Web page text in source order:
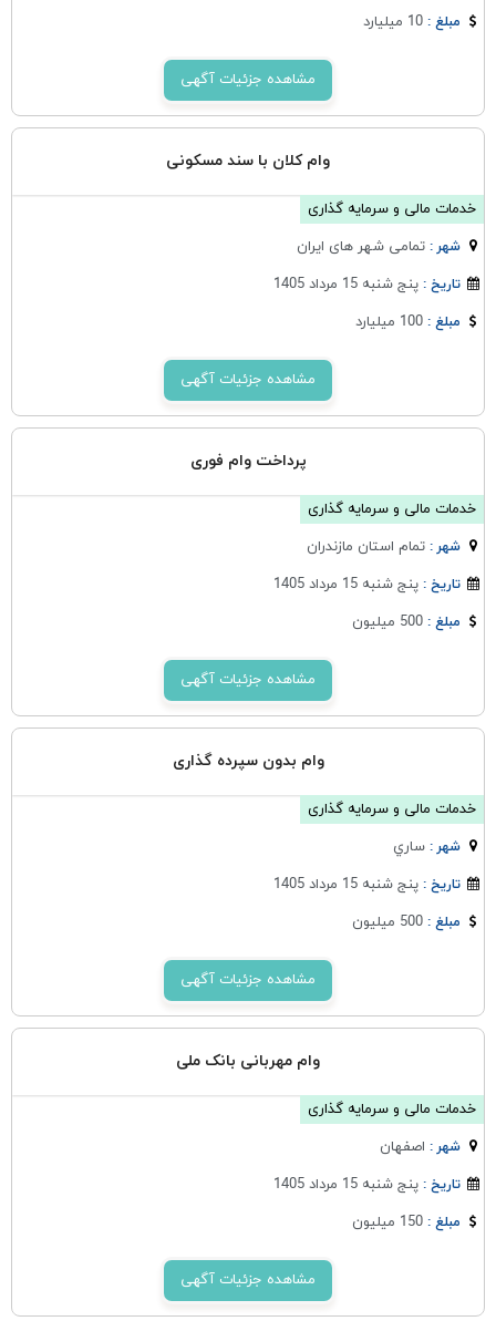
مبلغ :10 میلیارد
مشاهده جزئیات آگهی
وام کلان با سند مسکونی
خدمات مالی و سرمایه گذاری
شهر :تمامی شهر های ایران
تاریخ :پنج شنبه 15 مرداد 1405
مبلغ :100 میلیارد
مشاهده جزئیات آگهی
پرداخت وام فوری
خدمات مالی و سرمایه گذاری
شهر :تمام استان مازندران
تاریخ :پنج شنبه 15 مرداد 1405
مبلغ :500 میلیون
مشاهده جزئیات آگهی
وام بدون سپرده گذاری
خدمات مالی و سرمایه گذاری
شهر :ساري
تاریخ :پنج شنبه 15 مرداد 1405
مبلغ :500 میلیون
مشاهده جزئیات آگهی
وام مهربانی بانک ملی
خدمات مالی و سرمایه گذاری
شهر : اصفهان
تاریخ :پنج شنبه 15 مرداد 1405
مبلغ :150 میلیون
مشاهده جزئیات آگهی